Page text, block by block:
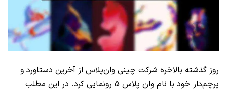
روز گذشته بالاخره شرکت چینی وان‌پلاس از آخرین دستاورد و
پرچم‌دار خود با نام وان پلاس 5 رونمایی کرد. در این مطلب